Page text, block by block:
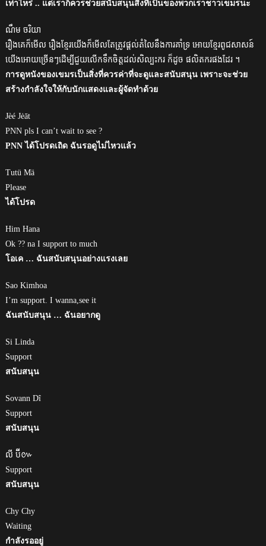
เท่าไหร่ .. แต่เราก็ควรช่วยสนับสนุนสิ่งที่เป็นของพวกเราชาวเขมรนะ
ណឹម ចរិយា
រឿងគេក៏មើល រឿងខ្មែរយើងក៏មើលតែត្រូវផ្តល់តំលៃនឹងការគាំទ្រ អោយខ្មែរពូជសាសន៍
យើងអោយច្រើនៗដើម្បីជួយលើកទឹកចិត្តដល់សិល្បះករ ក៏ដូច ផលិតករផងដែរ ។
การดูหนังของเขมรเป็นสิ่งที่ควรค่าที่จะดูและสนับสนุน เพราะจะช่วย
สร้างกำลังใจให้กับนักแสดงและผู้จัดทำด้วย
Jèé Jėāt
PNN pls I can’t wait to see ?
PNN ได้โปรดเถิด ฉันรอดูไม่ไหวแล้ว
Tutü Mä
Please
ได้โปรด
Him Hana
Ok ?? na I support to much
โอเค … ฉันสนับสนุนอย่างแรงเลย
Sao Kimhoa
I’m support. I wanna,see it
ฉันสนับสนุน … ฉันอยากดู
Si Linda
Support
สนับสนุน
Sovann Dî
Support
สนับสนุน
លី ប៊ី៚
Support
สนับสนุน
Chy Chy
Waiting
กำลังรออยู่